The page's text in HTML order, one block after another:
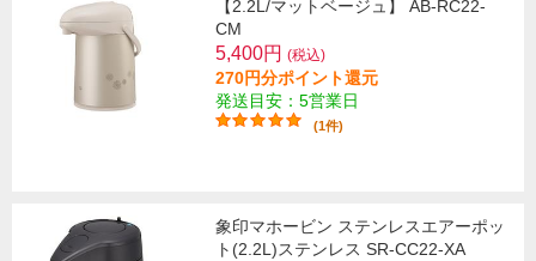
【2.2L/マットベージュ】 AB-RC22-
CM
5,400円 (税込)
270円分ポイント還元
発送目安：5営業日
(1件)
象印マホービン ステンレスエアーポッ
ト(2.2L)ステンレス SR-CC22-XA